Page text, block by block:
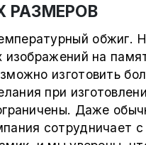
РАЗМЕРОВ
обжиг.
изображений на
изготовить
при
Даже
сотрудничает